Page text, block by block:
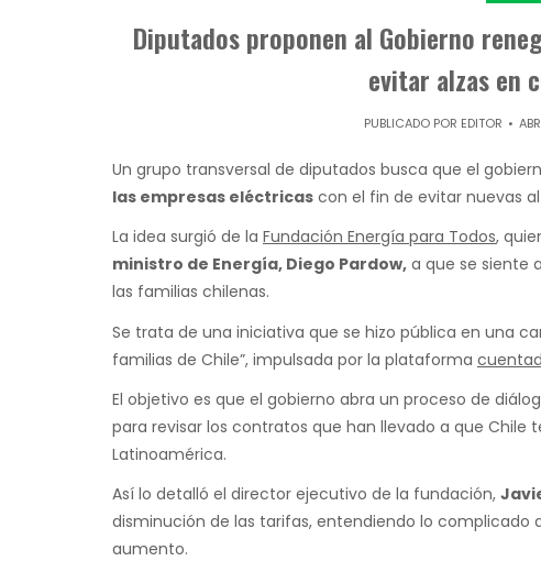
Diputados proponen al Gobierno
evitar alzas en
PUBLICADO POR EDITOR
Un grupo transversal de diputados busca que el
las empresas eléctricas con el fin de evitar nuevas
La idea surgió de la Fundación Energía para Todos,
ministro de Energía, Diego Pardow, a que se siente
las familias chilenas.
Se trata de una iniciativa que se hizo pública en una
familias de Chile”, impulsada por la plataforma
El objetivo es que el gobierno abra un proceso de
para revisar los contratos que han llevado a que
Latinoamérica.
Así lo detalló el director ejecutivo de la fundación,
disminución de las tarifas, entendiendo lo complicado
aumento.